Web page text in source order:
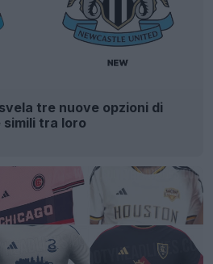
tre nuove opzioni di
tra loro